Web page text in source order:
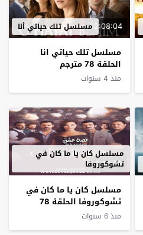
02:08:04مسلسل تلك حياتي أنا
مسلسل تلك حياتي انا
الحلقة 78 مترجم
منذ 4 سنوات
2:13:52
مسلسل كان يا ما كان في
تشوكوروفا
مسلسل كان يا ما كان في
تشوكوروفا الحلقة 78
مترجم
منذ 6 سنوات